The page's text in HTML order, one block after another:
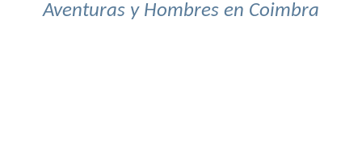
Aventuras y Hombres en Coimbra